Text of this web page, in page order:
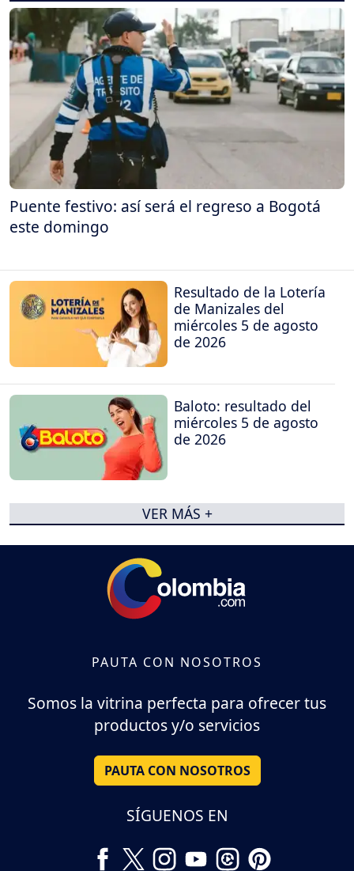
Puente festivo: así será el regreso a Bogotá
este domingo
Resultado de la Lotería
de Manizales del
miércoles 5 de agosto
de 2026
Baloto: resultado del
miércoles 5 de agosto
de 2026
VER MÁS +
PAUTA CON NOSOTROS
Somos la vitrina perfecta para ofrecer tus
productos y/o servicios
PAUTA CON NOSOTROS
SÍGUENOS EN